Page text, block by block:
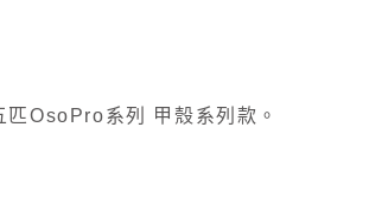
匹OsoPro系列 甲殼系列款。